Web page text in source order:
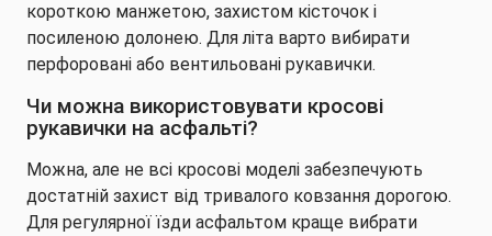
короткою манжетою, захистом кісточок і
посиленою долонею. Для літа варто вибирати
перфоровані або вентильовані рукавички.
Чи можна використовувати кросові
рукавички на асфальті?
Можна, але не всі кросові моделі забезпечують
достатній захист від тривалого ковзання дорогою.
Для регулярної їзди асфальтом краще вибрати